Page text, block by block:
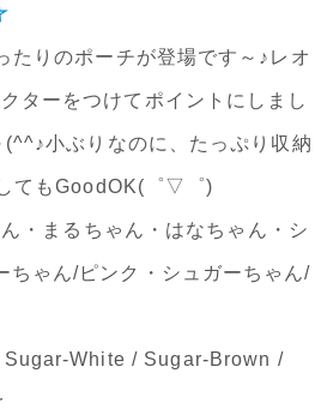
りのポーチが登場です～♪レオ
ターをつけてポイントにしまし
小ぶりなのに、たっぷり収納
てもGoodOK(゜▽゜)
・まるちゃん・はなちゃん・シ
ちゃん/ピンク・シュガーちゃん/
White / Sugar-Brown /